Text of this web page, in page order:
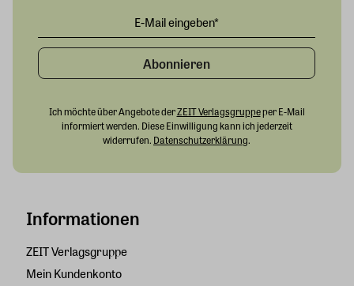
Informationen
ZEIT Verlagsgruppe
Mein Kundenkonto
Abonnieren
Ich möchte über Angebote derZEIT Verlagsgruppeper E-Mail
informiert werden. Diese Einwilligung kann ich jederzeit
widerrufen. Datenschutzerklärung.